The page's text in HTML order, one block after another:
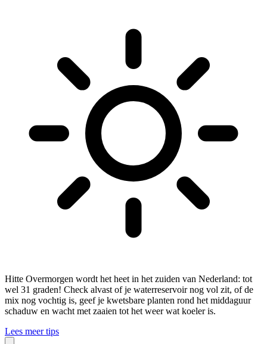
Hitte Overmorgen wordt het heet in het zuiden van Nederland: tot
wel 31 graden! Check alvast of je waterreservoir nog vol zit, of de
mix nog vochtig is, geef je kwetsbare planten rond het middaguur
schaduw en wacht met zaaien tot het weer wat koeler is.
Lees meer tips